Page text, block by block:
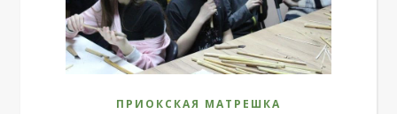
ПРИОКСКАЯ МАТРЕШКА